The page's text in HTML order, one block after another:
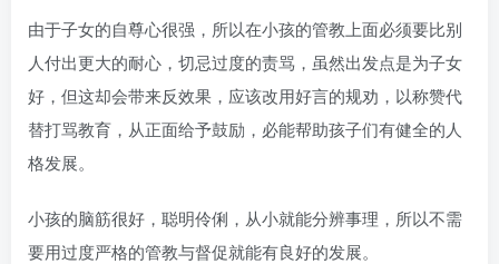
由于子女的自尊心很强，所以在小孩的管教上面必须要比别
人付出更大的耐心，切忌过度的责骂，虽然出发点是为子女
好，但这却会带来反效果，应该改用好言的规劝，以称赞代
替打骂教育，从正面给予鼓励，必能帮助孩子们有健全的人
格发展。
小孩的脑筋很好，聪明伶俐，从小就能分辨事理，所以不需
要用过度严格的管教与督促就能有良好的发展。